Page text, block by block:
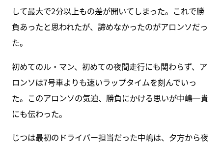
して最大で2分以上もの差が開いてしまった。これで勝
負あったと思われたが、諦めなかったのがアロンソだっ
た。
初めてのル・マン、初めての夜間走行にも関わらず、ア
ロンソは7号車よりも速いラップタイムを刻んでいっ
た。このアロンソの気迫、勝負にかける思いが中嶋一貴
にも伝わった。
じつは最初のドライバー担当だった中嶋は、夕方から夜